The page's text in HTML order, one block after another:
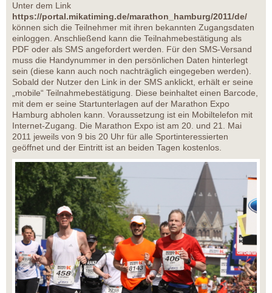
Unter dem Link
https://portal.mikatiming.de/marathon_hamburg/2011/de/
können sich die Teilnehmer mit ihren bekannten Zugangsdaten
einloggen. Anschließend kann die Teilnahmebestätigung als
PDF oder als SMS angefordert werden. Für den SMS-Versand
muss die Handynummer in den persönlichen Daten hinterlegt
sein (diese kann auch noch nachträglich eingegeben werden).
Sobald der Nutzer den Link in der SMS anklickt, erhält er seine
„mobile“ Teilnahmebestätigung. Diese beinhaltet einen Barcode,
mit dem er seine Startunterlagen auf der Marathon Expo
Hamburg abholen kann. Voraussetzung ist ein Mobiltelefon mit
Internet-Zugang. Die Marathon Expo ist am 20. und 21. Mai
2011 jeweils von 9 bis 20 Uhr für alle Sportinteressierten
geöffnet und der Eintritt ist an beiden Tagen kostenlos.